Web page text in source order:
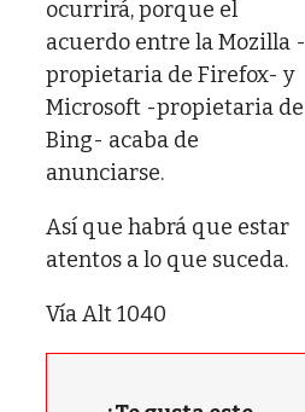
ocurrirá, porque el
acuerdo entre la Mozilla -
propietaria de Firefox- y
Microsoft -propietaria de
Bing- acaba de
anunciarse.
Así que habrá que estar
atentos a lo que suceda.
Vía Alt 1040